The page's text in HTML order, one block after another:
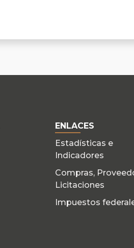
ENLACES
Estadísticas e
Indicadores
Compras,
Licitaciones
Impuestos